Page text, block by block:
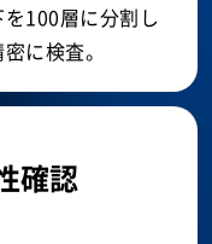
100層に分割し
に検査。
確認